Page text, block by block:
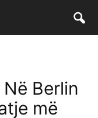
Berlin
më